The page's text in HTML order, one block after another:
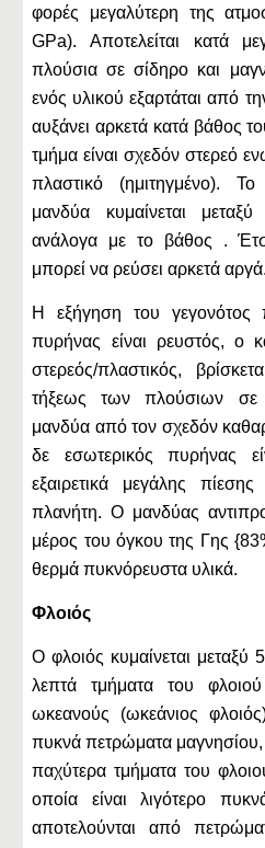
φορές μεγαλύτερη της
GPa). Αποτελείται κατά
πλούσια σε σίδηρο και
ενός υλικού εξαρτάται από
αυξάνει αρκετά κατά βάθος
τμήμα είναι σχεδόν στερεό
πλαστικό (ημιτηγμένο).
μανδύα κυμαίνεται
ανάλογα με το βάθος .
μπορεί να ρεύσει αρκετά αργά.
Η εξήγηση του
πυρήνας είναι ρευστός, ο
στερεός/πλαστικός,
τήξεως των πλούσιων σε
μανδύα από τον σχεδόν
δε εσωτερικός πυρήνας
εξαιρετικά μεγάλης
πλανήτη. Ο μανδύας
μέρος του όγκου της Γης
θερμά πυκνόρευστα υλικά.
Φλοιός
Ο φλοιός κυμαίνεται
λεπτά τμήματα του
ωκεανούς (ωκεάνιος
πυκνά πετρώματα μαγνησίου,
παχύτερα τμήματα του
οποία είναι λιγότερο
αποτελούνται από